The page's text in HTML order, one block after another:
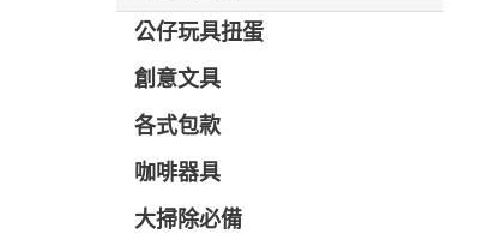
公仔玩具扭蛋
創意文具
各式包款
咖啡器具
大掃除必備